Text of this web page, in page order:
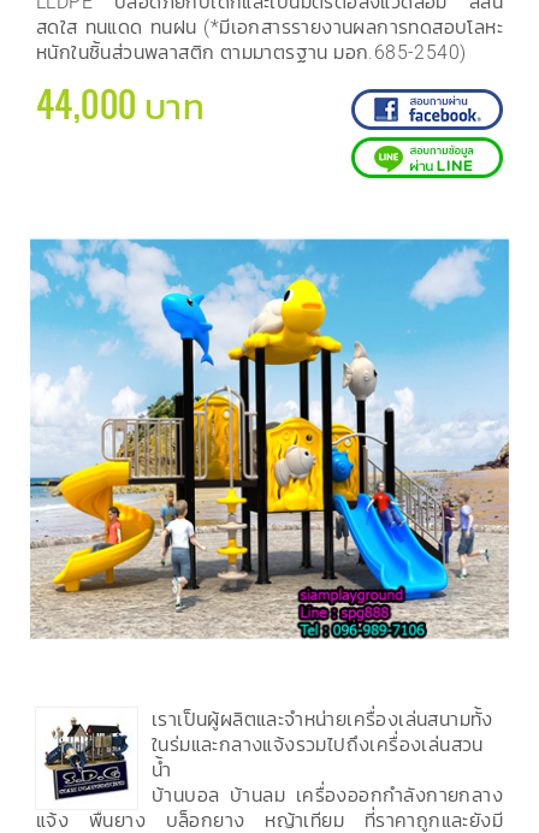
สดใส ทนแดด ทนฝน (*มีเอกสารรายงานผลการทดสอบโลหะ
หนักในชิ้นส่วนพลาสติก ตามมาตรฐาน มอก.685-2540)
44,000 บาท
เราเป็นผู้ผลิตและจำหน่ายเครื่องเล่นสนามทั้ง
ในร่มและกลางแจ้งรวมไปถึงเครื่องเล่นสวน
น้ำ
บ้านบอล บ้านลม เครื่องออกกำลังกายกลาง
แจ้ง พื้นยาง บล็อกยาง หญ้าเทียม ที่ราคาถูกและยังมี